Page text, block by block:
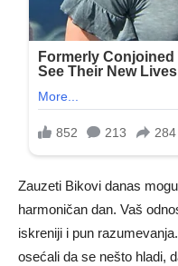
Zauzeti Bikovi danas
harmoničan dan. Vaš
iskreniji i pun
osećali da se nešto hladi,